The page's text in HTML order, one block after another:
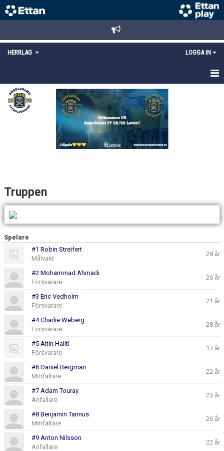
HERRLAG LOGGA IN
HEM
TRUPPEN
Truppen
Spelare
#1 Robin Streifert
Målvakt
28 år
#2 Mohammad Ahmadi
Försvarare
26 år
#3 Eric Vedholm
Försvarare
21 år
#4 Charlie Weberg
Försvarare
28 år
#5 Altin Haliti
Försvarare
17 år
#6 Daniel Bergman
Mittfältare
22 år
#7 Adam Touray
Anfallare
23 år
#8 Benjamin Tannus
Mittfältare
26 år
#9 Anton Nilsson
Anfallare
22 år